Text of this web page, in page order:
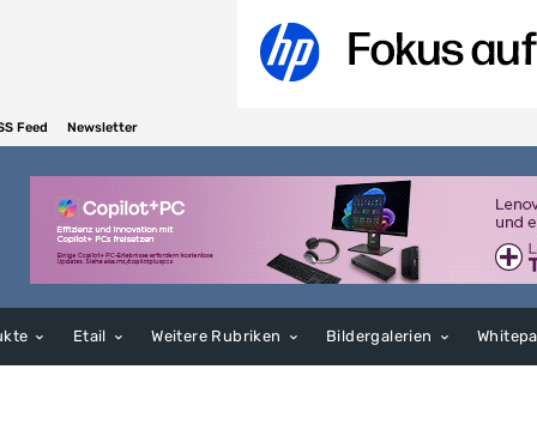
Feed Newsletter
Etail Weitere Rubriken Bildergalerien